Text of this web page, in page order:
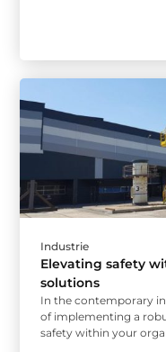
Industrie
Elevating safety
solutions
In the contemporary
of implementing a
safety within your